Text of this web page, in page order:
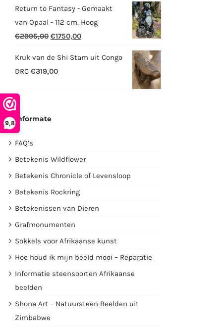
9,8
Return to Fantasy - Gemaakt
van Opaal - 112 cm. Hoog
€2995,00 Oorspronkelijke
was:
€2995,00.
€1750,00Huidige
Kruk van de Shi Stam uit Congo
DRC €319,00
Informate
FAQ’s
Betekenis Wildflower
Betekenis Chronicle of Levensloop
Betekenis Rockring
Betekenissen van Dieren
Grafmonumenten
Sokkels voor Afrikaanse kunst
Hoe houd ik mijn beeld mooi – Reparatie
Informatie steensoorten Afrikaanse
beelden
Shona Art – Natuursteen Beelden uit
Zimbabwe